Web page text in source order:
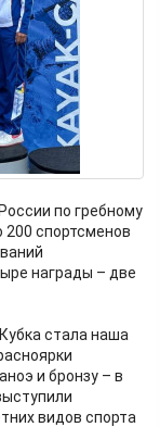
по гребному
200 спортсменов
награды – две
стала наша
и бронзу – в
видов спорта